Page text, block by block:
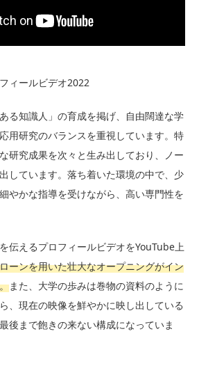
ィールビデオ2022
る知識人」の育成を掲げ、自由闊達な学
用研究のバランスを重視しています。特
研究成果を次々と生み出しており、ノー
しています。落ち着いた環境の中で、少
やかな指導を受けながら、高い専門性を
伝えるプロフィールビデオをYouTube上
ーンを用いた壮大なオープニングがイン
また、大学の歩みは巻物の資料のように
、現在の映像を鮮やかに映し出している
後まで飽きの来ない構成になっていま